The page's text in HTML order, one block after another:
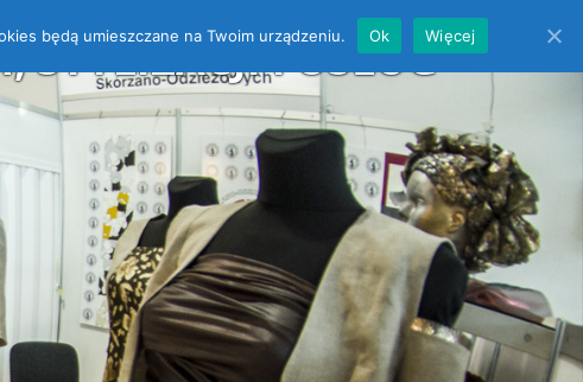
STYLIZACJI i USŁUG
będą umieszczane na Twoim urządzeniu. Ok Więcej